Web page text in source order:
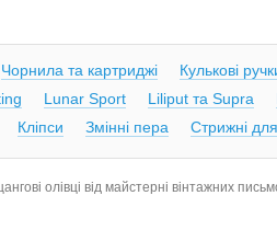
Чорнила та картриджі Кулькові
Lunar Sport Liliput та Supra
Кліпси Змінні пера Стрижні
олівці від майстерні вінтажних